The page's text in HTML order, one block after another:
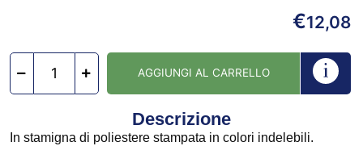
€12,08
AGGIUNGI AL CARRELLO
Descrizione
In stamigna di poliestere stampata in colori indelebili.